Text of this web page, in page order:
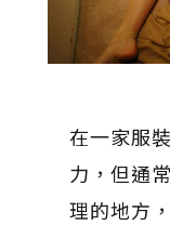
在一家服
力，但通
理的地方